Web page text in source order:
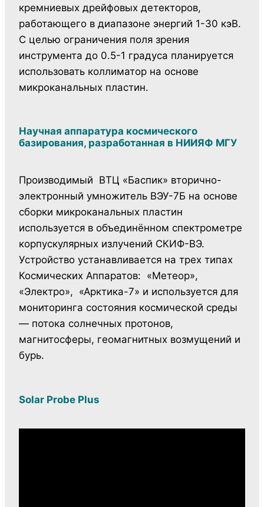
кремниевых дрейфовых детекторов,
работающего в диапазоне энергий 1-30 кэВ.
С целью ограничения поля зрения
инструмента до 0.5-1 градуса планируется
использовать коллиматор на основе
микроканальных пластин.
Научная аппаратура космического
базирования, разработанная в НИИЯФ МГУ
Производимый ВТЦ «Баспик» вторично-
электронный умножитель ВЭУ-7Б на основе
сборки микроканальных пластин
используется в объединённом спектрометре
корпускулярных излучений СКИФ-ВЭ.
Устройство устанавливается на трех типах
Космических Аппаратов: «Метеор»,
«Электро», «Арктика-7» и используется для
мониторинга состояния космической среды
— потока солнечных протонов,
магнитосферы, геомагнитных возмущений и
бурь.
Solar Probe Plus